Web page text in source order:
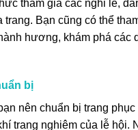
tham gia các nghi lễ,
trang. Bạn cũng có thể
hương, khám phá các
bị
nên chuẩn bị trang
trang nghiêm của lễ hội.